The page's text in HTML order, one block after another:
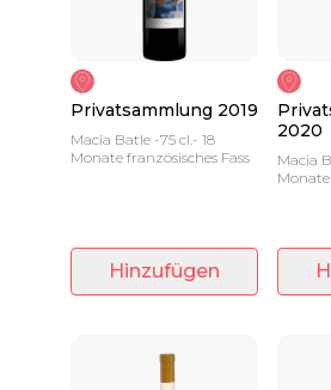
Privatsammlung 2019
Macia Batle -75 cl.- 18
Monate französisches Fass
Hinzufügen
2020
Macia
Monate